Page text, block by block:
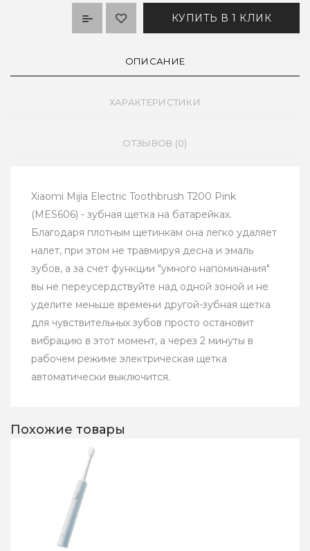
КУПИТЬ В 1 КЛИК
ОПИСАНИЕ
ХАРАКТЕРИСТИКИ
ОТЗЫВОВ (0)
Xiaomi Mijia Electric Toothbrush T200 Pink
(MES606) - зубная щетка на батарейках.
Благодаря плотным щетинкам она легко удаляет
налет, при этом не травмируя десна и эмаль
зубов, а за счет функции "умного напоминания"
вы не переусердствуйте над одной зоной и не
уделите меньше времени другой-зубная щетка
для чувствительных зубов просто остановит
вибрацию в этот момент, а через 2 минуты в
рабочем режиме электрическая щетка
автоматически выключится.
Похожие товары